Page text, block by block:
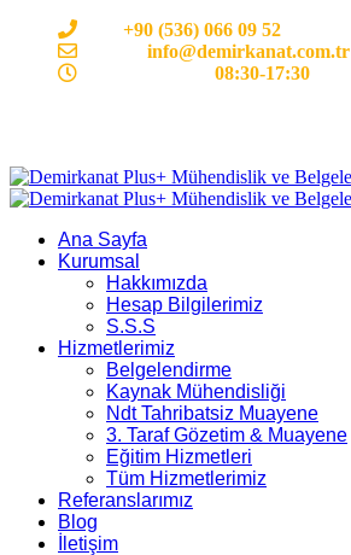
+90 (536) 066 09 52
info@demirkanat.com.tr
08:30-17:30
Ana Sayfa
Kurumsal
Hakkımızda
Hesap Bilgilerimiz
S.S.S
Hizmetlerimiz
Belgelendirme
Kaynak Mühendisliği
Ndt Tahribatsiz Muayene
3. Taraf Gözetim & Muayene
Eğitim Hizmetleri
Tüm Hizmetlerimiz
Referanslarımız
Blog
İletişim